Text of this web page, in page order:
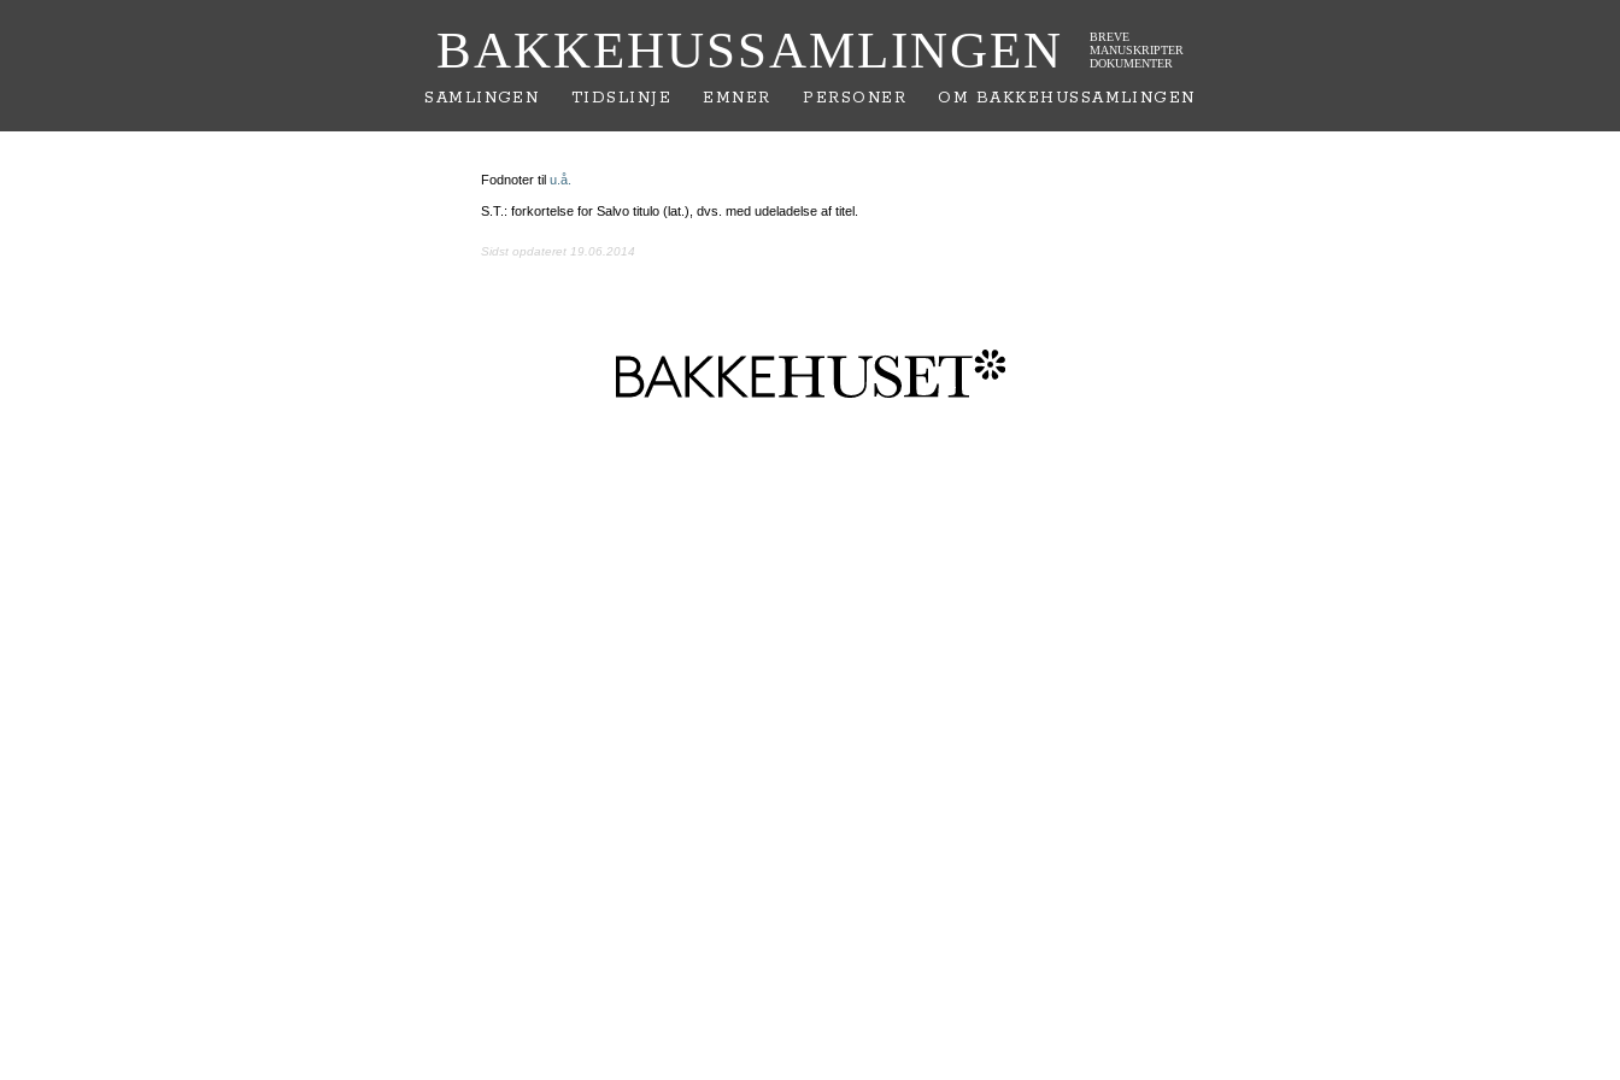
BAKKEHUSSAMLINGEN
BREVE
MANUSKRIPTER
DOKUMENTER
SAMLINGEN TIDSLINJE EMNER PERSONER OM BAKKEHUSSAMLINGEN
Fodnoter til u.å.
S.T.: forkortelse for Salvo titulo (lat.), dvs. med udeladelse af titel.
Sidst opdateret 19.06.2014